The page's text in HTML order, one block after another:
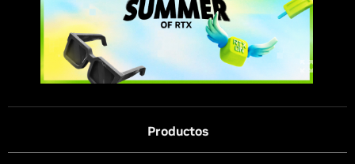
Productos